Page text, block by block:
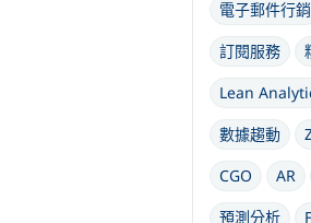
電子郵件行銷
訂閱服務
Lean
數據趨動
CGO
AR
預測分析